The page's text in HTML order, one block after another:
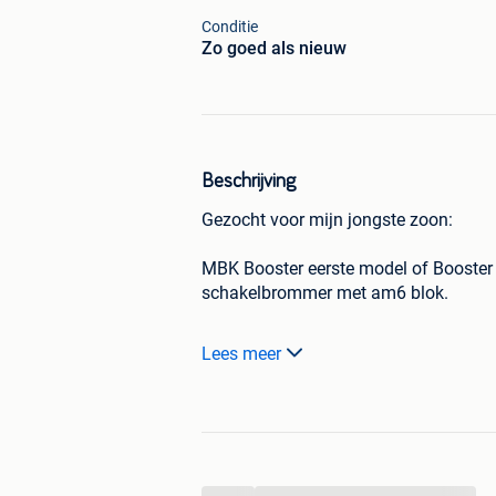
Conditie
Zo goed als nieuw
Beschrijving
Gezocht voor mijn jongste zoon:
MBK Booster eerste model of
schakelbrommer met am6 blok.
Lees meer